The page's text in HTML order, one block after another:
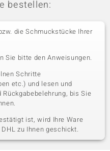
bestellen:
die Schmuckstücke Ihrer
Sie bitte den Anweisungen.
Schritte
etc.) und lesen und
bis Sie
ist, wird Ihre Ware
zu Ihnen geschickt.